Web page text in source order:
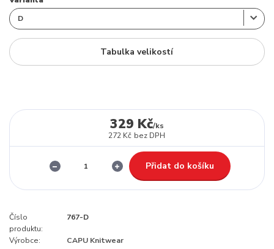
Tabulka velikostí
329 Kč/ks
272 Kč bez DPH
Přidat do košíku
Číslo
produktu:
767-D
Výrobce: CAPU Knitwear